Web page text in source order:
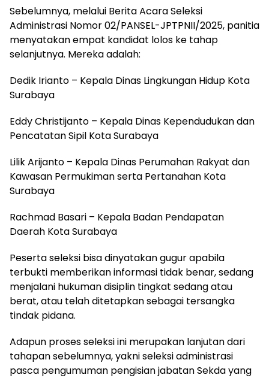
Sebelumnya, melalui Berita Acara Seleksi
Administrasi Nomor 02/PANSEL-JPTPNII/2025, panitia
menyatakan empat kandidat lolos ke tahap
selanjutnya. Mereka adalah:
Dedik Irianto – Kepala Dinas Lingkungan Hidup Kota
Surabaya
Eddy Christijanto – Kepala Dinas Kependudukan dan
Pencatatan Sipil Kota Surabaya
Lilik Arijanto – Kepala Dinas Perumahan Rakyat dan
Kawasan Permukiman serta Pertanahan Kota
Surabaya
Rachmad Basari – Kepala Badan Pendapatan
Daerah Kota Surabaya
Peserta seleksi bisa dinyatakan gugur apabila
terbukti memberikan informasi tidak benar, sedang
menjalani hukuman disiplin tingkat sedang atau
berat, atau telah ditetapkan sebagai tersangka
tindak pidana.
Adapun proses seleksi ini merupakan lanjutan dari
tahapan sebelumnya, yakni seleksi administrasi
pasca pengumuman pengisian jabatan Sekda yang